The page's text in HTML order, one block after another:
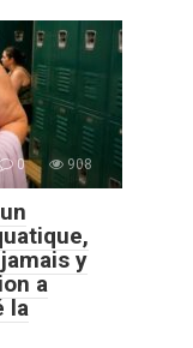
0 908
y
a
la